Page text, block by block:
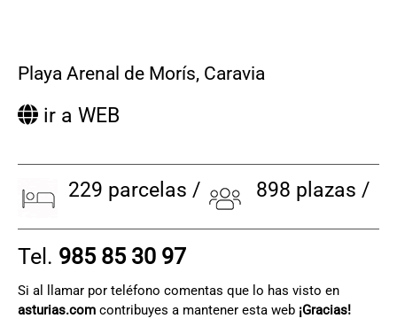
Playa Arenal de Morís, Caravia
ir a WEB
229 parcelas / 898 plazas /
Tel. 985 85 30 97
Si al llamar por teléfono comentas que lo has visto en
asturias.com contribuyes a mantener esta web ¡Gracias!